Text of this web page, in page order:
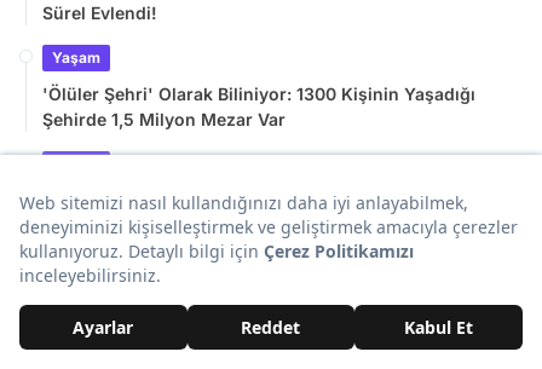
Sürel Evlendi!
Yaşam
'Ölüler Şehri' Olarak Biliniyor: 1300 Kişinin Yaşadığı
Şehirde 1,5 Milyon Mezar Var
Hiçbir Tuzak Onu Durduramıyordu: 3 Yıldır Çiftçilerin Baş
Belası Olan Kedi Yakalandı